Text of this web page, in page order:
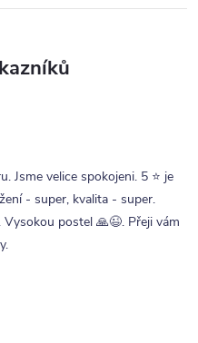
Jsme velice spokojeni. 5 ⭐ je
- super, kvalita - super.
postel 🙏😉. Přeji vám